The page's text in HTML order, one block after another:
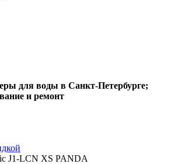
для воды в Санкт-Петербурге;
и ремонт
J1-LCN XS PANDA